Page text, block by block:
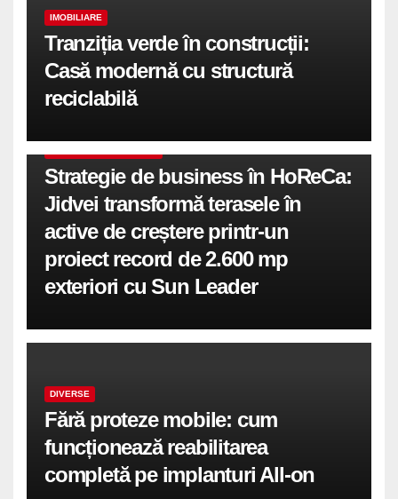
IMOBILIARE
Tranziția verde în construcții:
Casă modernă cu structură
reciclabilă
Strategie de business în HoReCa:
Jidvei transformă terasele în
active de creștere printr-un
proiect record de 2.600 mp
exteriori cu Sun Leader
DIVERSE
Fără proteze mobile: cum
funcționează reabilitarea
completă pe implanturi All-on